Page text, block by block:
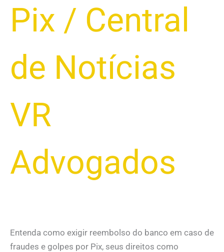
Pix / Central
de Notícias
VR
Advogados
Entenda como exigir reembolso do banco em caso de
fraudes e golpes por Pix, seus direitos como